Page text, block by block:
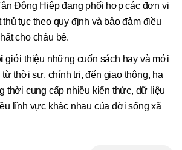
Đông Hiệp đang phối hợp các đơn vị
tục theo quy định và bảo đảm điều
cho cháu bé.
giới thiệu những cuốn sách hay và mới
từ thời sự, chính trị, đến giao thông, hạ
thời cung cấp nhiều kiến thức, dữ liệu
lĩnh vực khác nhau của đời sống xã